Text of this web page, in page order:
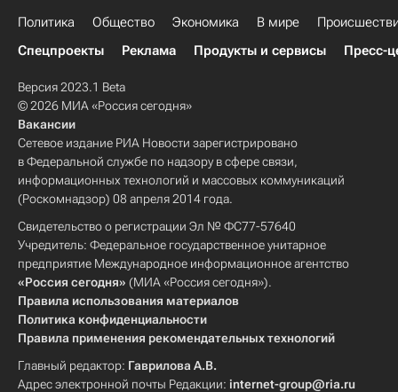
Политика Общество Экономика В мире
Спецпроекты
Реклама Продукты и сервисы Пресс-
Версия 2023.1 Beta
© 2026 МИА «Россия сегодня»
Вакансии
Сетевое издание РИА Новости зарегистрировано
в Федеральной службе по надзору в сфере связи,
информационных технологий и массовых коммуникаций
(Роскомнадзор) 08 апреля 2014 года.
Свидетельство о регистрации Эл № ФС77-57640
Учредитель: Федеральное государственное унитарное
предприятие Международное информационное агентство
«Россия сегодня» (МИА «Россия сегодня»).
Правила использования материалов
Политика конфиденциальности
Правила применения рекомендательных технологий
Главный редактор: Гаврилова А.В.
Адрес электронной почты Редакции: internet-group@ria.ru